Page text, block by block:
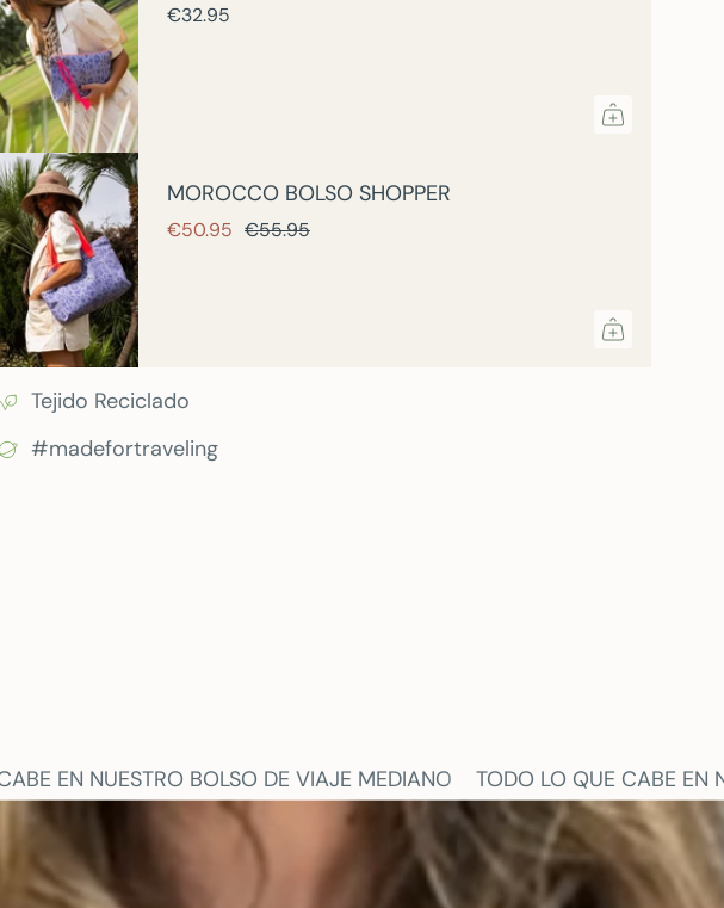
€32.95
MOROCCO BOLSO SHOPPER
€50.95 €55.95
Tejido Reciclado
#madefortraveling
MEDIANO TODO LO QUE CABE EN NUESTRO BOLSO DE VIAJE